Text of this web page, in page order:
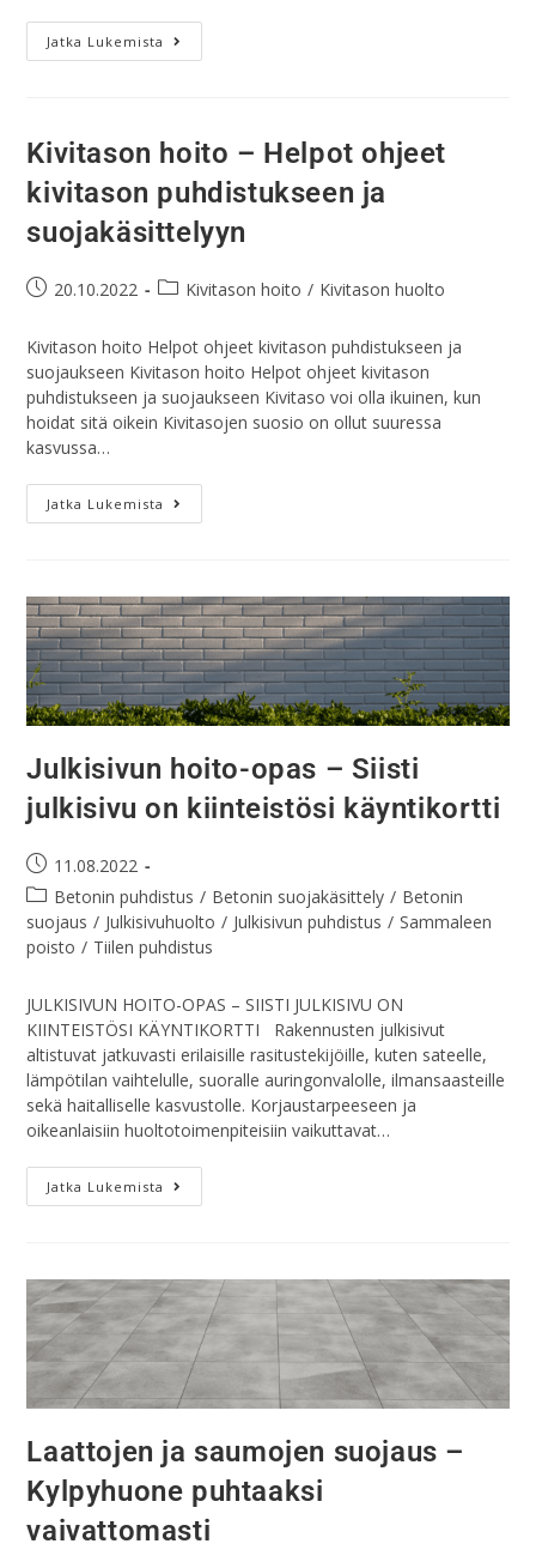
Jatka Lukemista
Kivitason hoito – Helpot ohjeet
kivitason puhdistukseen ja
suojakäsittelyyn
20.10.2022 Kivitason hoito / Kivitason huolto
Kivitason hoito Helpot ohjeet kivitason puhdistukseen ja
suojaukseen Kivitason hoito Helpot ohjeet kivitason
puhdistukseen ja suojaukseen Kivitaso voi olla ikuinen, kun
hoidat sitä oikein Kivitasojen suosio on ollut suuressa
kasvussa…
Jatka Lukemista
Julkisivun hoito-opas – Siisti
julkisivu on kiinteistösi käyntikortti
11.08.2022
Betonin puhdistus / Betonin suojakäsittely / Betonin
suojaus / Julkisivuhuolto / Julkisivun puhdistus / Sammaleen
poisto / Tiilen puhdistus
JULKISIVUN HOITO-OPAS – SIISTI JULKISIVU ON
KIINTEISTÖSI KÄYNTIKORTTI Rakennusten julkisivut
altistuvat jatkuvasti erilaisille rasitustekijöille, kuten sateelle,
lämpötilan vaihtelulle, suoralle auringonvalolle, ilmansaasteille
sekä haitalliselle kasvustolle. Korjaustarpeeseen ja
oikeanlaisiin huoltotoimenpiteisiin vaikuttavat…
Jatka Lukemista
Laattojen ja saumojen suojaus –
Kylpyhuone puhtaaksi
vaivattomasti